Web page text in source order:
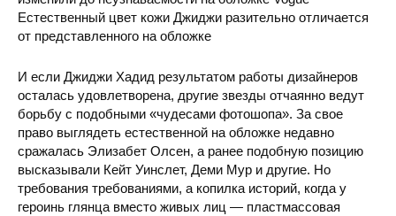
Естественный цвет кожи Джиджи разительно отличается
от представленного на обложке
И если Джиджи Хадид результатом работы дизайнеров
осталась удовлетворена, другие звезды отчаянно ведут
борьбу с подобными «чудесами фотошопа». За свое
право выглядеть естественной на обложке недавно
сражалась Элизабет Олсен, а ранее подобную позицию
высказывали Кейт Уинслет, Деми Мур и другие. Но
требования требованиями, а копилка историй, когда у
героинь глянца вместо живых лиц — пластмассовая